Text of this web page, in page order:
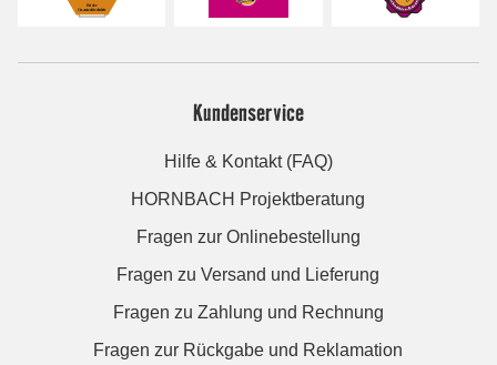
Kundenservice
Hilfe & Kontakt (FAQ)
HORNBACH Projektberatung
Fragen zur Onlinebestellung
Fragen zu Versand und Lieferung
Fragen zu Zahlung und Rechnung
Fragen zur Rückgabe und Reklamation